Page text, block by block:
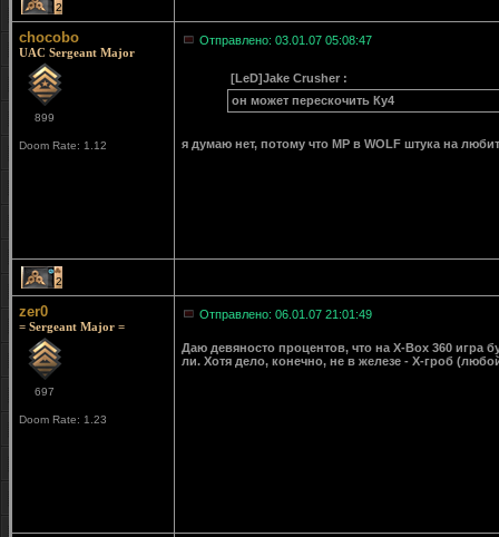
2
chocobo
UAC Sergeant Major
899
Doom Rate: 1.12
Отправлено: 03.01.07 05:08:47
[LeD]Jake Crusher :
он может перескочить Ку4
я думаю нет, потому что MP в WOLF штука на
2
zer0
= Sergeant Major =
697
Doom Rate: 1.23
Отправлено: 06.01.07 21:01:49
Даю девяносто процентов, что на X-Box 360 игра
ли. Хотя дело, конечно, не в железе - Х-гроб